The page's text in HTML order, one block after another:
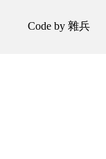
Code by 雜兵